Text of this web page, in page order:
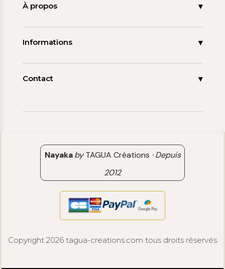
À propos
La tagua
Informations
Mon compte
Contact
Nayaka byTAGUA Créations ·Depuis
2012
Copyright 2026 tagua-creations.com tous droits réservés